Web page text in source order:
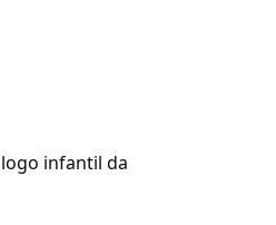
infantil da